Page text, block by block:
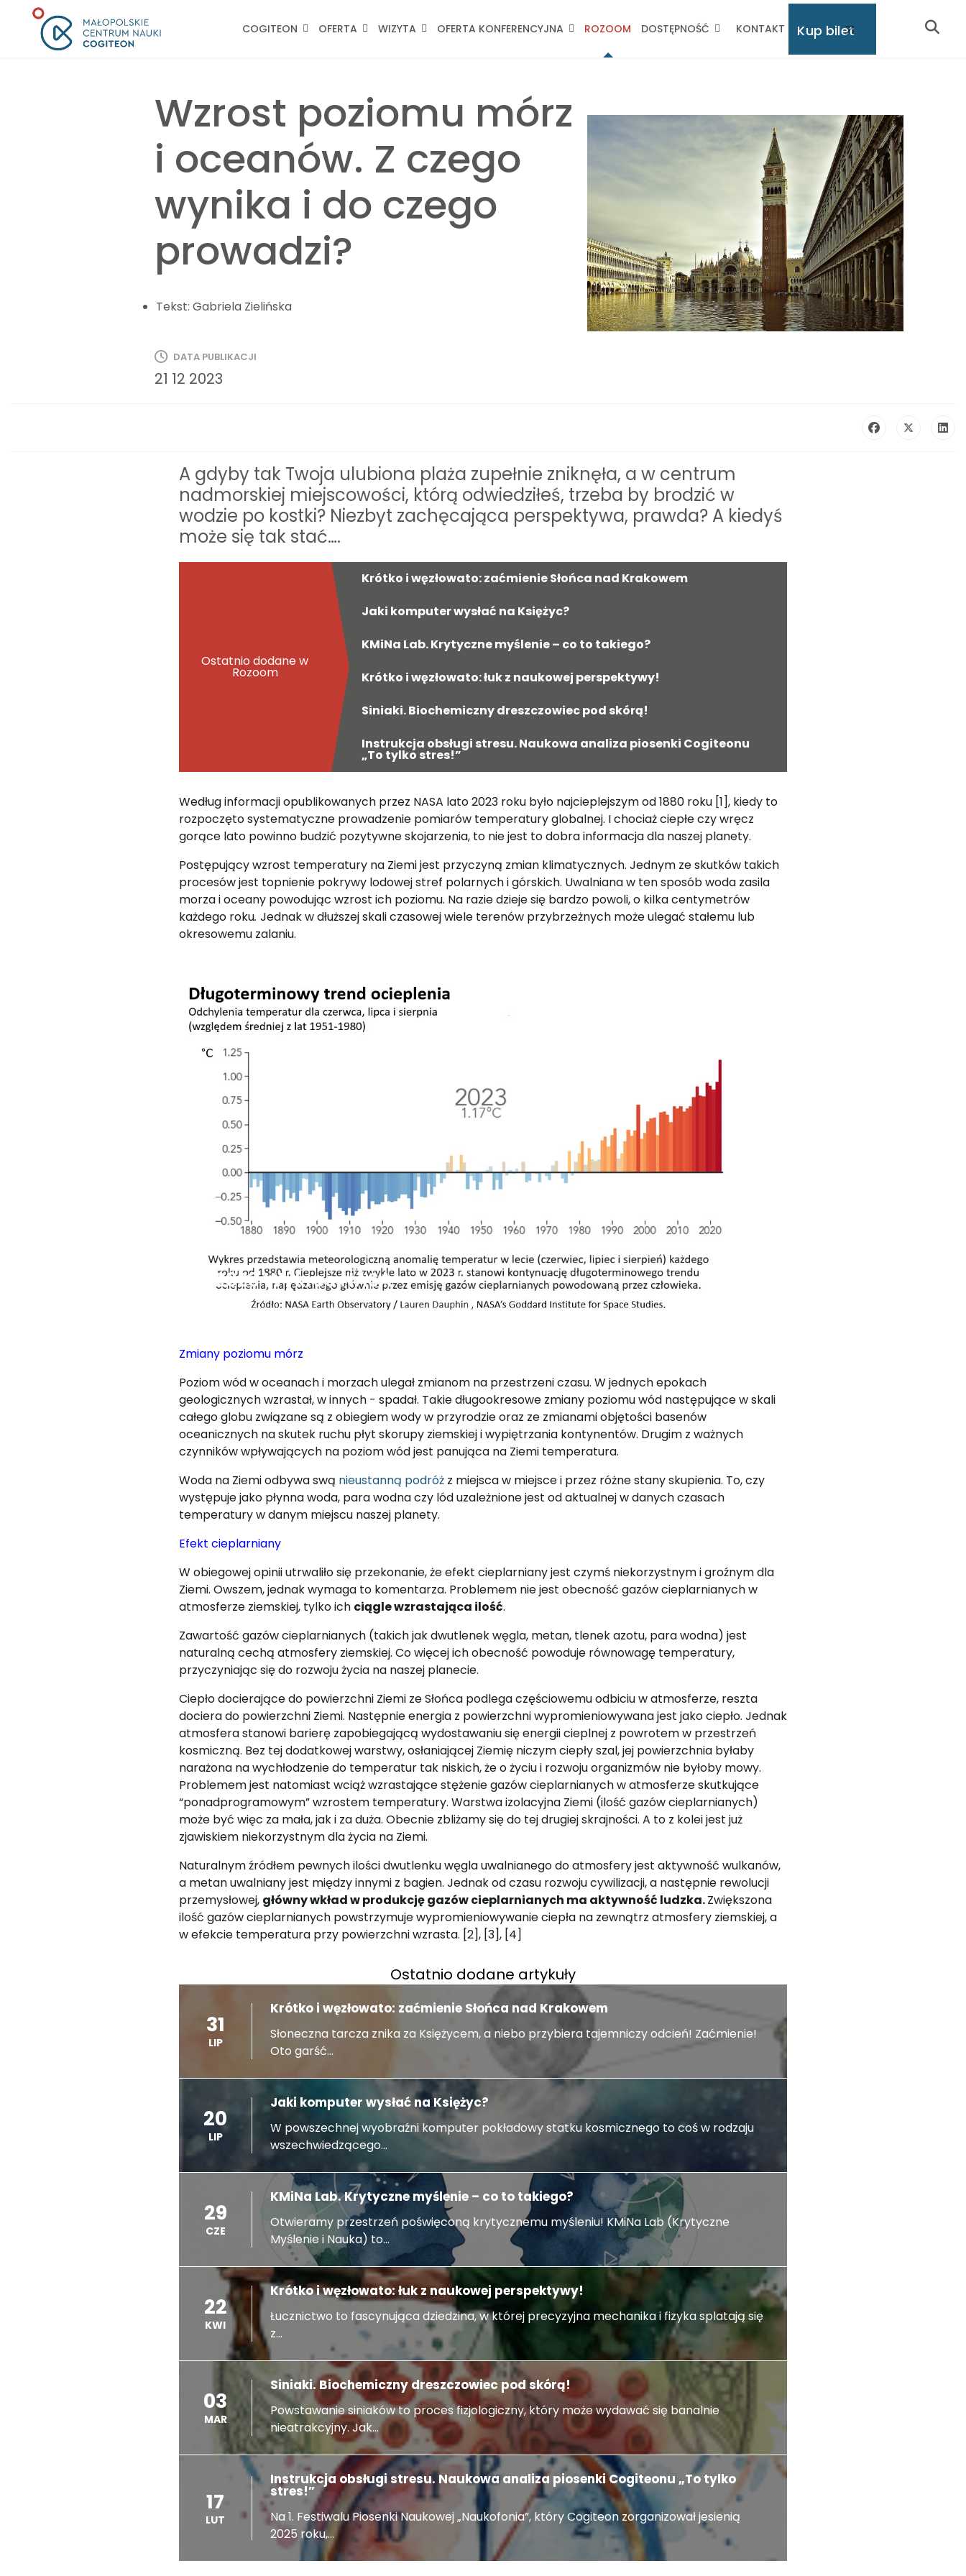
COGITEON OFERTA WIZYTA OFERTA KONFERENCYJNA ROZOOM DOSTĘPNOŚĆ KONTAKT Kup bilet
Wzrost poziomu mórz
i oceanów. Z czego
wynika i do czego
prowadzi?
Tekst: Gabriela Zielińska
DATA PUBLIKACJI
21 12 2023
A gdyby tak Twoja ulubiona plaża zupełnie zniknęła, a w centrum
nadmorskiej miejscowości, którą odwiedziłeś, trzeba by brodzić w
wodzie po kostki? Niezbyt zachęcająca perspektywa, prawda? A kiedyś
może się tak stać….
Ostatnio dodane w
Rozoom
Krótko i węzłowato: zaćmienie Słońca nad Krakowem
Jaki komputer wysłać na Księżyc?
KMiNa Lab. Krytyczne myślenie – co to takiego?
Krótko i węzłowato: łuk z naukowej perspektywy!
Siniaki. Biochemiczny dreszczowiec pod skórą!
Instrukcja obsługi stresu. Naukowa analiza piosenki Cogiteonu
„To tylko stres!”
Według informacji opublikowanych przez NASA lato 2023 roku było najcieplejszym od 1880 roku [1], kiedy to
rozpoczęto systematyczne prowadzenie pomiarów temperatury globalnej. I chociaż ciepłe czy wręcz
gorące lato powinno budzić pozytywne skojarzenia, to nie jest to dobra informacja dla naszej planety.
Postępujący wzrost temperatury na Ziemi jest przyczyną zmian klimatycznych. Jednym ze skutków takich
procesów jest topnienie pokrywy lodowej stref polarnych i górskich. Uwalniana w ten sposób woda zasila
morza i oceany powodując wzrost ich poziomu. Na razie dzieje się bardzo powoli, o kilka centymetrów
każdego roku. Jednak w dłuższej skali czasowej wiele terenów przybrzeżnych może ulegać stałemu lub
okresowemu zalaniu.
2023 Wykres NASA
Zmiany poziomu mórz
Poziom wód w oceanach i morzach ulegał zmianom na przestrzeni czasu. W jednych epokach
geologicznych wzrastał, w innych - spadał. Takie długookresowe zmiany poziomu wód następujące w skali
całego globu związane są z obiegiem wody w przyrodzie oraz ze zmianami objętości basenów
oceanicznych na skutek ruchu płyt skorupy ziemskiej i wypiętrzania kontynentów. Drugim z ważnych
czynników wpływających na poziom wód jest panująca na Ziemi temperatura.
Woda na Ziemi odbywa swą nieustanną podróż z miejsca w miejsce i przez różne stany skupienia. To, czy
występuje jako płynna woda, para wodna czy lód uzależnione jest od aktualnej w danych czasach
temperatury w danym miejscu naszej planety.
Efekt cieplarniany
W obiegowej opinii utrwaliło się przekonanie, że efekt cieplarniany jest czymś niekorzystnym i groźnym dla
Ziemi. Owszem, jednak wymaga to komentarza. Problemem nie jest obecność gazów cieplarnianych w
atmosferze ziemskiej, tylko ich ciągle wzrastająca ilość.
Zawartość gazów cieplarnianych (takich jak dwutlenek węgla, metan, tlenek azotu, para wodna) jest
naturalną cechą atmosfery ziemskiej. Co więcej ich obecność powoduje równowagę temperatury,
przyczyniając się do rozwoju życia na naszej planecie.
Ciepło docierające do powierzchni Ziemi ze Słońca podlega częściowemu odbiciu w atmosferze, reszta
dociera do powierzchni Ziemi. Następnie energia z powierzchni wypromieniowywana jest jako ciepło. Jednak
atmosfera stanowi barierę zapobiegającą wydostawaniu się energii cieplnej z powrotem w przestrzeń
kosmiczną. Bez tej dodatkowej warstwy, osłaniającej Ziemię niczym ciepły szal, jej powierzchnia byłaby
narażona na wychłodzenie do temperatur tak niskich, że o życiu i rozwoju organizmów nie byłoby mowy.
Problemem jest natomiast wciąż wzrastające stężenie gazów cieplarnianych w atmosferze skutkujące
“ponadprogramowym” wzrostem temperatury. Warstwa izolacyjna Ziemi (ilość gazów cieplarnianych)
może być więc za mała, jak i za duża. Obecnie zbliżamy się do tej drugiej skrajności. A to z kolei jest już
zjawiskiem niekorzystnym dla życia na Ziemi.
Naturalnym źródłem pewnych ilości dwutlenku węgla uwalnianego do atmosfery jest aktywność wulkanów,
a metan uwalniany jest między innymi z bagien. Jednak od czasu rozwoju cywilizacji, a następnie rewolucji
przemysłowej, główny wkład w produkcję gazów cieplarnianych ma aktywność ludzka.Zwiększona
ilość gazów cieplarnianych powstrzymuje wypromieniowywanie ciepła na zewnątrz atmosfery ziemskiej, a
w efekcie temperatura przy powierzchni wzrasta. [2], [3], [4]
Ostatnio dodane artykuły
31
LIP
Krótko i węzłowato: zaćmienie Słońca nad Krakowem
Słoneczna tarcza znika za Księżycem, a niebo przybiera tajemniczy odcień! Zaćmienie!
Oto garść...
20
LIP
Jaki komputer wysłać na Księżyc?
W powszechnej wyobraźni komputer pokładowy statku kosmicznego to coś w rodzaju
wszechwiedzącego...
29
CZE
KMiNa Lab. Krytyczne myślenie – co to takiego?
Otwieramy przestrzeń poświęconą krytycznemu myśleniu! KMiNa Lab (Krytyczne
Myślenie i Nauka) to...
22
KWI
Krótko i węzłowato: łuk z naukowej perspektywy!
Łucznictwo to fascynująca dziedzina, w której precyzyjna mechanika i fizyka splatają się
z...
03
MAR
Siniaki. Biochemiczny dreszczowiec pod skórą!
Powstawanie siniaków to proces fizjologiczny, który może wydawać się banalnie
nieatrakcyjny. Jak...
17
LUT
Instrukcja obsługi stresu. Naukowa analiza piosenki Cogiteonu „To tylko
stres!”
Na 1. Festiwalu Piosenki Naukowej „Naukofonia”, który Cogiteon zorganizował jesienią
2025 roku,...